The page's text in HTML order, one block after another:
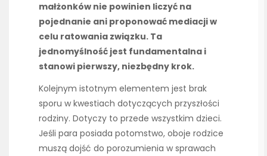
małżonków nie powinien liczyć na
pojednanie ani proponować mediacji w
celu ratowania związku. Ta
jednomyślność jest fundamentalna i
stanowi pierwszy, niezbędny krok.
Kolejnym istotnym elementem jest brak
sporu w kwestiach dotyczących przyszłości
rodziny. Dotyczy to przede wszystkim dzieci.
Jeśli para posiada potomstwo, oboje rodzice
muszą dojść do porozumienia w sprawach